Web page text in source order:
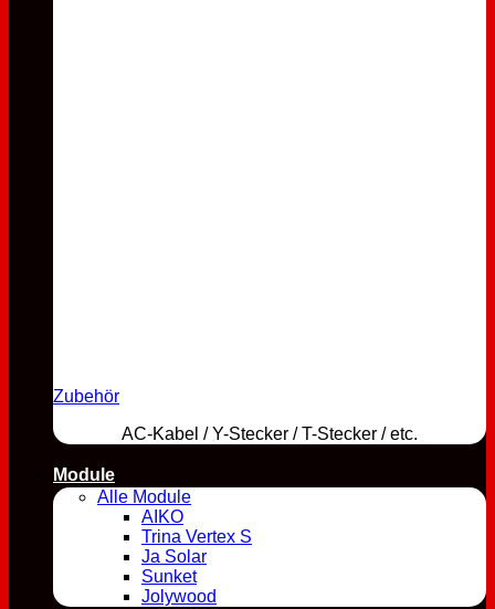
Zubehör
AC-Kabel / Y-Stecker / T-Stecker / etc.
Module
Alle Module
AIKO
Trina Vertex S
Ja Solar
Sunket
Jolywood